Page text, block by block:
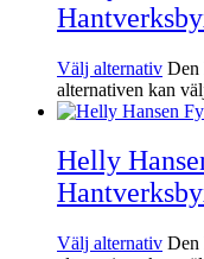
Välj alternativ Den
alternativen kan
Helly
Välj alternativ Den